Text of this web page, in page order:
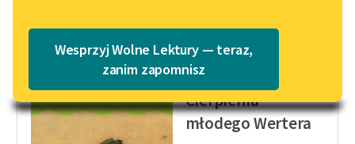
Lektury szkolne i klasyka
literatury do słuchania dla
uczennic i uczniów z
Katalog w formacie PDF
Wesprzyj Wolne Lektury — teraz,
zanim zapomnisz
Johann Wolfgang von
Goethe
Cierpienia
młodego Wertera